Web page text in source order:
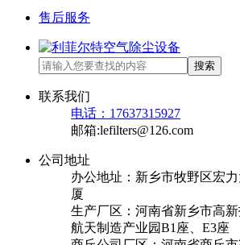
售后服务
搜索
联系我们
电话：17637315927
邮箱:lefilters@126.com
公司地址
办公地址：新乡市牧野区宏
厦
生产厂区：河南省新乡市高
航天制造产业园B1座、E3座